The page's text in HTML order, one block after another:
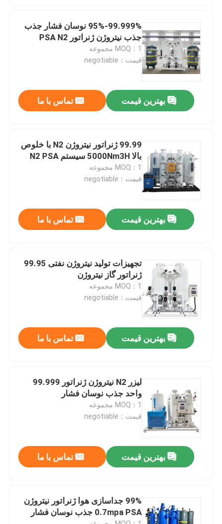
محصولات
فیلم های
دربارهی ما
کنترل کیفیت
تماس با ما
درخواست نقل قول
مولد نیتروژن PSA
95%-99.999% نوسان فشار جذب
جذب نیتروژن ژنراتور PSA N2
MOQ：1 مجموعه
قیمت：negotiable
بهترین قیمت تماس با ما
99.99 ژنراتور نیتروژن N2 با خلوص
بالا 5000Nm3H سیستم N2 PSA
MOQ：1 مجموعه
قیمت：negotiable
بهترین قیمت تماس با ما
تجهیزات تولید نیتروژن نفتی 99.95
ژنراتور گاز نیتروژن
MOQ：1 مجموعه
قیمت：negotiable
بهترین قیمت تماس با ما
لیزر N2 نیتروژن ژنراتور 99.999
واحد جذب نوسان فشار
MOQ：1 مجموعه
قیمت：negotiable
بهترین قیمت تماس با ما
99% جداسازی هوا ژنراتور نیتروژن
0.7mpa PSA جذب نوسان فشار